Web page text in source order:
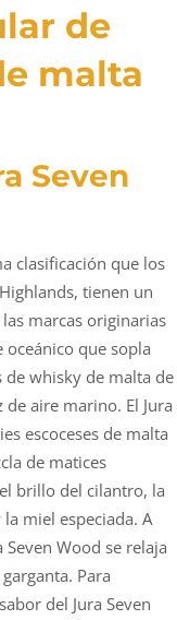
de
malta
Seven
clasificación que los
tienen un
marcas originarias
oceánico que sopla
de whisky de malta de
aire marino. El Jura
escoceses de malta
de matices
brillo del cilantro, la
miel especiada. A
Wood se relaja
Para
del Jura Seven